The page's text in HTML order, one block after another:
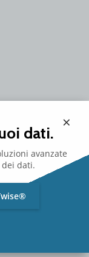
×
dati.
avanzate
dati.